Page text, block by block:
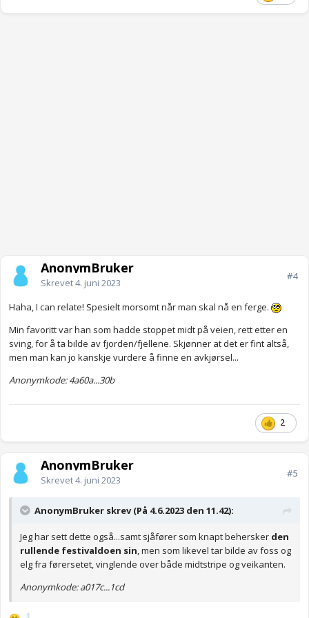
AnonymBruker
Skrevet4. juni 2023
#4
Haha, I can relate! Spesielt morsomt når man skal nå en ferge.
Min favoritt var han som hadde stoppet midt på veien, rett etter en
sving, for å ta bilde av fjorden/fjellene. Skjønner at det er fint altså,
men man kan jo kanskje vurdere å finne en avkjørsel...
Anonymkode: 4a60a...30b
2
AnonymBruker
Skrevet4. juni 2023
#5
AnonymBruker skrev (På 4.6.2023 den 11.42):
Jeg har sett dette også...samt sjåfører som knapt behersker den
rullende festivaldoen sin, men som likevel tar bilde av foss og
elg fra førersetet, vinglende over både midtstripe og veikanten.
Anonymkode: a017c...1cd